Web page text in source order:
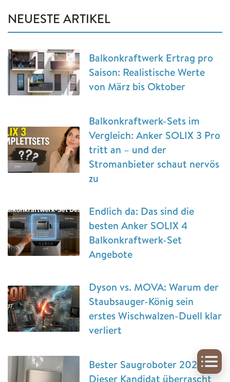
NEUESTE ARTIKEL
Balkonkraftwerk Ertrag pro
Saison: Realistische Werte
von März bis Oktober
Balkonkraftwerk-Sets im
Vergleich: Anker SOLIX 3 Pro
tritt an – und der
Stromanbieter schaut nervös
zu
Endlich da: Das sind die
besten Anker SOLIX 4
Balkonkraftwerk-Set
Angebote
Dyson vs. MOVA: Warum der
Staubsauger-König sein
erstes Wischwalzen-Duell klar
verliert
Bester Saugroboter 2025?
Dieser Kandidat überrascht